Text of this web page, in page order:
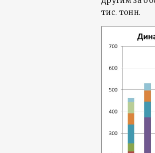
тис. тонн.